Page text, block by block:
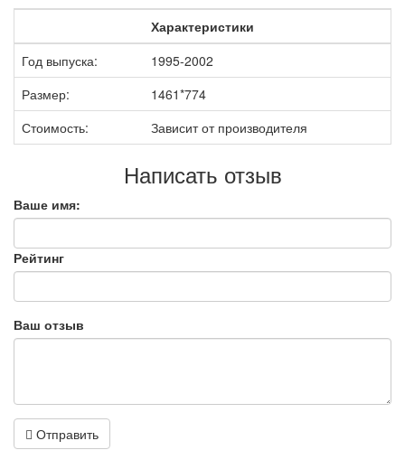
Характеристики
Год выпуска:
1995-2002
Размер:
1461*774
Стоимость:
Зависит от производителя
Написать отзыв
Ваше имя:
Рейтинг
Ваш отзыв
Отправить